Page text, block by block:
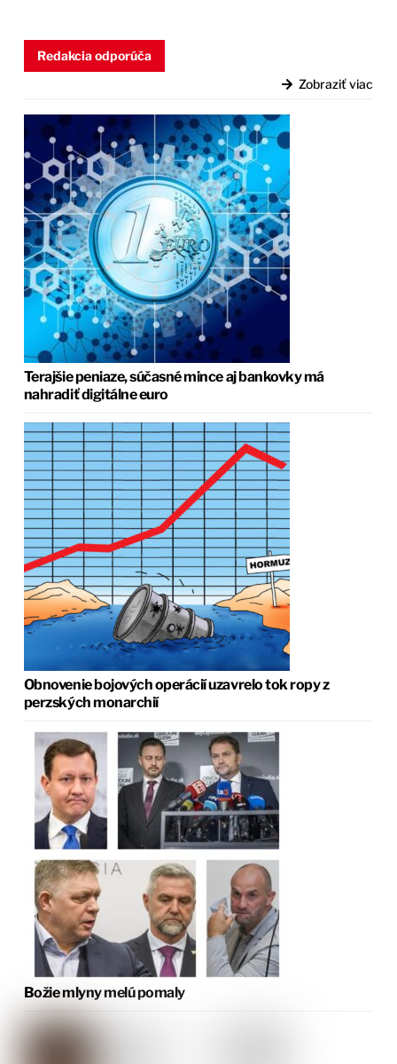
Redakcia odporúča
Zobraziť viac
Terajšie peniaze, súčasné mince aj bankovky má
nahradiť digitálne euro
Obnovenie bojových operácií uzavrelo tok ropy z
perzských monarchií
Božie mlyny melú pomaly